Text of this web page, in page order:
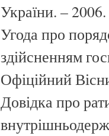
України. –
Угода про
здійсненням
Офіційний
Довідка про